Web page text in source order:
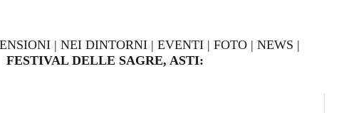
| NEI DINTORNI | EVENTI | FOTO | NEWS |
FESTIVAL DELLE SAGRE, ASTI: